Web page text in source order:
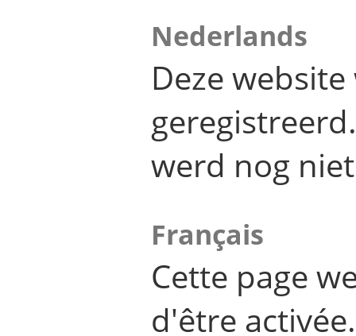
Nederlands
Deze
werd nog
Français
Cette page
d'être